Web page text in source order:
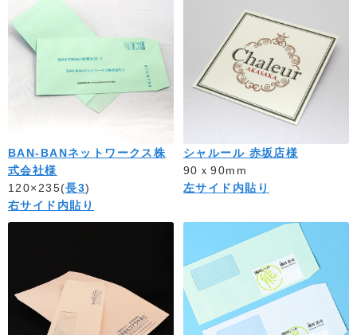
BAN-BANネットワークス株
式会社様
120×235(長3)
右サイド内貼り
シャルール 赤坂店様
90ｘ90mm
左サイド内貼り